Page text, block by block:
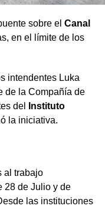
sobre el Canal
en el límite de los
intendentes Luka
de la Compañía de
del
Instituto
la iniciativa.
al trabajo
28 de Julio y de
las instituciones